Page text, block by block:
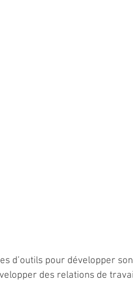
d’outils pour développer
des relations de